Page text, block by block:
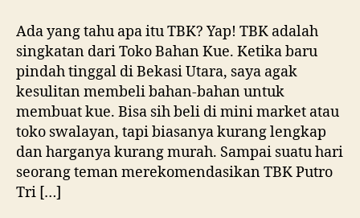
Ada yang tahu apa itu TBK? Yap! TBK adalah
singkatan dari Toko Bahan Kue. Ketika baru
pindah tinggal di Bekasi Utara, saya agak
kesulitan membeli bahan-bahan untuk
membuat kue. Bisa sih beli di mini market atau
toko swalayan, tapi biasanya kurang lengkap
dan harganya kurang murah. Sampai suatu hari
seorang teman merekomendasikan TBK Putro
Tri […]